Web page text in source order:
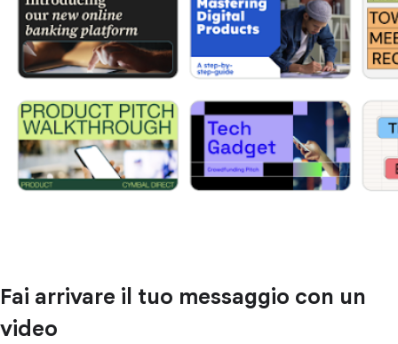
Fai arrivare il tuo messaggio con un
video